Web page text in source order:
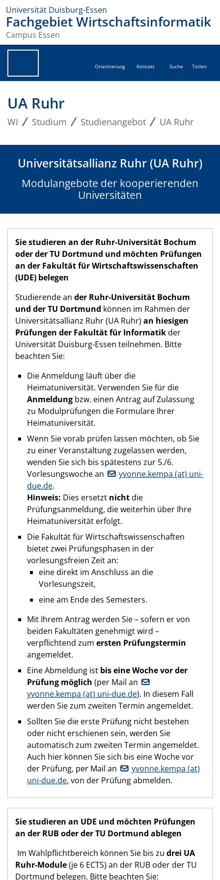
Universität Duisburg-Essen
Fachgebiet Wirtschaftsinformatik
Campus Essen
Orientierung Kontakt Suche Teilen
UA Ruhr
WI Studium Studienangebot UA Ruhr
Universitätsallianz Ruhr (UA Ruhr)
Modulangebote der kooperierenden
Universitäten
Sie studieren an der Ruhr-Universität Bochum
oder der TU Dortmund und möchten Prüfungen
an der Fakultät für Wirtschaftswissenschaften
(UDE) belegen
Studierende an der Ruhr-Universität Bochum
und der TU Dortmund können im Rahmen der
Universitätsallianz Ruhr (UA Ruhr) an hiesigen
Prüfungen der Fakultät für Informatikder
Universität Duisburg-Essen teilnehmen. Bitte
beachten Sie:
Die Anmeldung läuft über die
Heimatuniversität. Verwenden Sie für die
Anmeldung bzw. einen Antrag auf Zulassung
zu Modulprüfungen die Formulare Ihrer
Heimatuniversität.
Wenn Sie vorab prüfen lassen möchten, ob Sie
zu einer Veranstaltung zugelassen werden,
wenden Sie sich bis spätestens zur 5./6.
Vorlesungswoche an
yvonne.kempa (at) uni-
due.de.
Hinweis: Dies ersetzt nichtdie
Prüfungsanmeldung, die weiterhin über Ihre
Heimatuniversität erfolgt.
Die Fakultät für Wirtschaftswissenschaften
bietet zwei Prüfungsphasen in der
vorlesungsfreien Zeit an:
eine direkt im Anschluss an die
Vorlesungszeit,
eine am Ende des Semesters.
Mit Ihrem Antrag werden Sie – sofern er von
beiden Fakultäten genehmigt wird –
verpflichtend zum ersten Prüfungstermin
angemeldet.
Eine Abmeldung ist bis eine Woche vor der
Prüfung möglich (per Mail an
yvonne.kempa (at) uni-due.de). In diesem Fall
werden Sie zum zweiten Termin angemeldet.
Sollten Sie die erste Prüfung nicht bestehen
oder nicht erschienen sein, werden Sie
automatisch zum zweiten Termin angemeldet.
Auch hier können Sie sich bis eine Woche vor
der Prüfung, per Mail an
yvonne.kempa (at)
uni-due.de, von der Prüfung abmelden.
Sie studieren an UDE und möchten Prüfungen
an der RUB oder der TU Dortmund ablegen
Im Wahlpflichtbereich können Sie bis zu drei UA
Ruhr-Module(je 6 ECTS) an der RUB oder der TU
Dortmund belegen. Bitte beachten Sie: